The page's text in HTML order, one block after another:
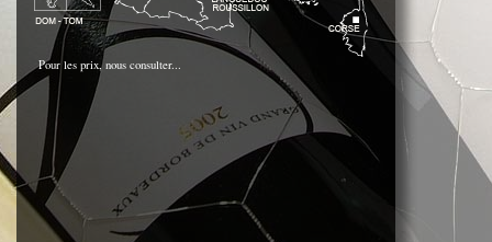
Pour les prix, nous consulter...